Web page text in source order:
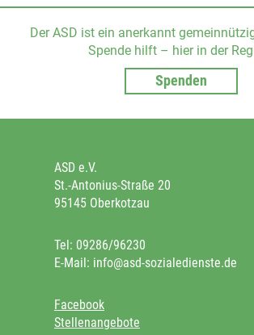
Der ASD ist ein anerkannt
Spende hilft – hier in der
Spenden
ASD e.V.
St.-Antonius-Straße 20
95145 Oberkotzau
Tel: 09286/96230
E-Mail: info@asd-sozialedienste.de
Facebook
Stellenangebote